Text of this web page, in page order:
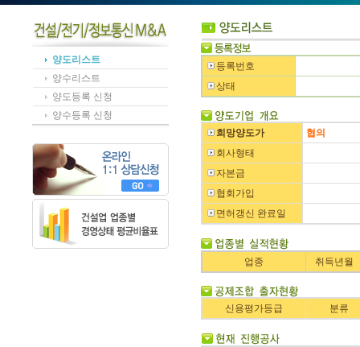
양도리스트
양수리스트
양도등록 신청
양수등록 신청
등록번호
상태
희망양도가
협의
회사형태
자본금
협회가입
면허갱신 완료일
업종 취득년월
신용평가등급 분류